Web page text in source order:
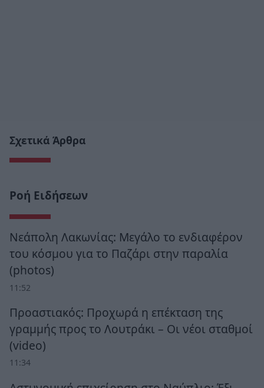
Σχετικά Άρθρα
Ροή Ειδήσεων
Νεάπολη Λακωνίας: Μεγάλο το ενδιαφέρον
του κόσμου για το Παζάρι στην παραλία
(photos)
11:52
Προαστιακός: Προχωρά η επέκταση της
γραμμής προς το Λουτράκι – Οι νέοι σταθμοί
(video)
11:34